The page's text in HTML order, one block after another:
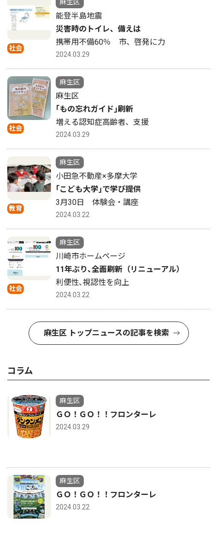
社会
麻生区
能登半島地震
災害時のトイレ、備えは
携帯用不備60％ 市、啓発に力
2024.03.29
社会
麻生区
麻生区
｢もの忘れガイド｣刷新
増える認知症高齢者、支援
2024.03.29
教育
麻生区
小田急不動産×多摩大学
｢こども大学｣で学び提供
3月30日 体験会・講座
2024.03.22
社会
麻生区
川崎市ホームページ
11年ぶり､全面刷新（リニューアル）
利便性､視認性を向上
2024.03.22
麻生区 トップニュースの記事を検索
コラム
麻生区
ＧＯ！ＧＯ！！フロンターレ
2024.03.29
麻生区
ＧＯ！ＧＯ！！フロンターレ
2024.03.22